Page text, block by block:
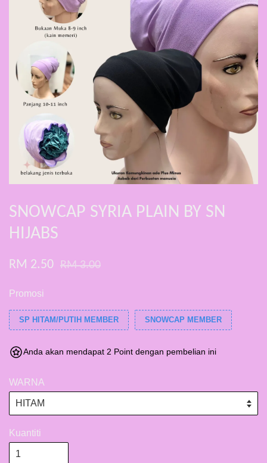
SNOWCAP SYRIA PLAIN BY SN
HIJABS
RM 2.50 RM 3.00
Promosi
SP HITAM/PUTIH MEMBER SNOWCAP MEMBER
Anda akan mendapat 2 Point dengan pembelian ini
WARNA
Kuantiti